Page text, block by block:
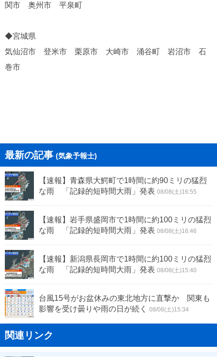
関市 奥州市 平泉町
◆宮城県
気仙沼市 登米市 栗原市 大崎市 涌谷町 岩沼市 石
巻市
最新の記事 (気象予報士)
【速報】青森県大鰐町で1時間に約90ミリの猛烈
な雨 「記録的短時間大雨」発表 08/08(土)16:55
【速報】岩手県盛岡市で1時間に約100ミリの猛烈
な雨 「記録的短時間大雨」発表 08/08(土)16:46
【速報】新潟県長岡市で1時間に約100ミリの猛烈
な雨 「記録的短時間大雨」発表 08/08(土)15:40
台風15号がお盆休みの東北地方に直撃か 関東も
影響を受け曇りや雨の日が続く
08/08(土)15:34
関連リンク